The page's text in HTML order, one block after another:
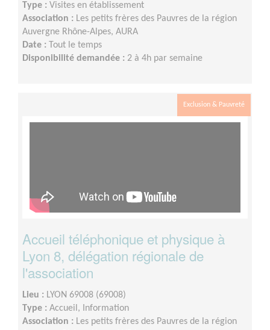
Type : Visites en établissement
Association : Les petits frères des Pauvres de la région
Auvergne Rhône-Alpes, AURA
Date : Tout le temps
Disponibilité demandée : 2 à 4h par semaine
Exclusion & Pauvreté
Accueil téléphonique et physique à
Lyon 8, délégation régionale de
l'association
Lieu : LYON 69008 (69008)
Type : Accueil, Information
Association : Les petits frères des Pauvres de la région